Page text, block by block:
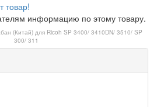
товар!
информацию по этому товару.
(Китай) для Ricoh SP 3400/ 3410DN/ 3510/ SP
300/ 311